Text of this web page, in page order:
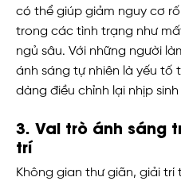
có thể giúp giảm nguy cơ
trong các tình trạng như
ngủ sâu. Với những người
ánh sáng tự nhiên là yếu tố
dàng điều chỉnh lại nhịp
3. Vai trò ánh sáng
trí
Không gian thư giãn, giải